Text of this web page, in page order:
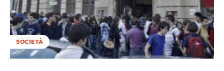
SOCIETÀ